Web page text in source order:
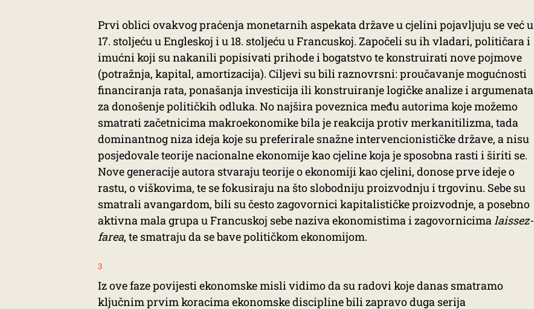
Prvi oblici ovakvog praćenja monetarnih aspekata države u cjelini pojavljuju se već u
17. stoljeću u Engleskoj i u 18. stoljeću u Francuskoj. Započeli su ih vladari, političara i
imućni koji su nakanili popisivati prihode i bogatstvo te konstruirati nove pojmove
(potražnja, kapital, amortizacija). Ciljevi su bili raznovrsni: proučavanje mogućnosti
financiranja rata, ponašanja investicija ili konstruiranje logičke analize i argumenata
za donošenje političkih odluka. No najšira poveznica među autorima koje možemo
smatrati začetnicima makroekonomike bila je reakcija protiv merkanitilizma, tada
dominantnog niza ideja koje su preferirale snažne intervencionističke države, a nisu
posjedovale teorije nacionalne ekonomije kao cjeline koja je sposobna rasti i širiti se.
Nove generacije autora stvaraju teorije o ekonomiji kao cjelini, donose prve ideje o
rastu, o viškovima, te se fokusiraju na što slobodniju proizvodnju i trgovinu. Sebe su
smatrali avangardom, bili su često zagovornici kapitalističke proizvodnje, a posebno
aktivna mala grupa u Francuskoj sebe naziva ekonomistima i zagovornicimalaissez-
farea, te smatraju da se bave političkom ekonomijom.
3
Iz ove faze povijesti ekonomske misli vidimo da su radovi koje danas smatramo
ključnim prvim koracima ekonomske discipline bili zapravo duga serija